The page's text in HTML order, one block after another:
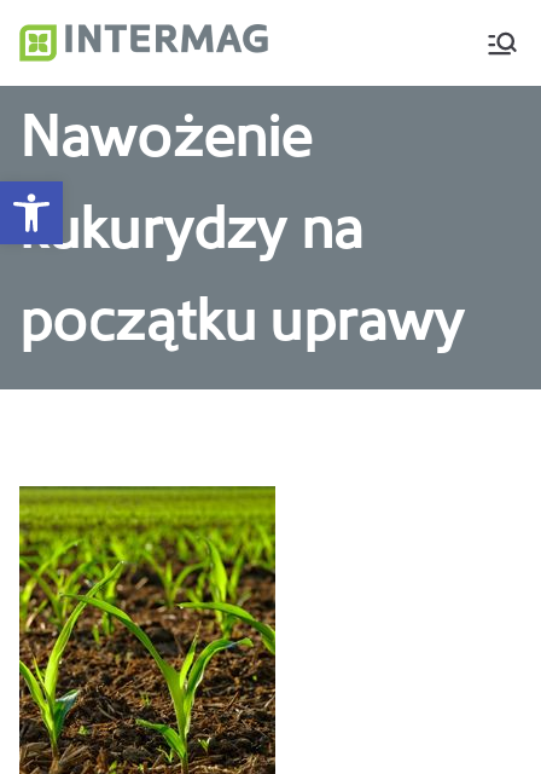
Otwórz pasek narzędzi
dolistnych i biostymulatorów
Nawożenie
kukurydzy na
początku uprawy